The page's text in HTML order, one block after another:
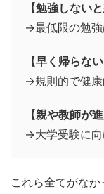
【勉強しない
→最低限の勉
【早く帰らな
→規則的で健
【親や教師が
→大学受験に
これら全てがな